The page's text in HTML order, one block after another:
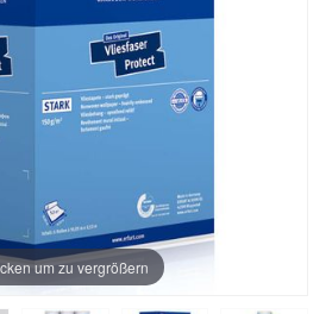
um zu vergrößern